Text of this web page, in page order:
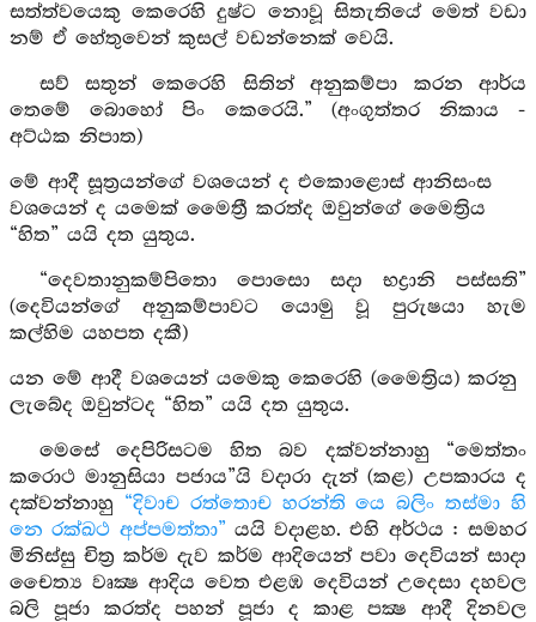
සත්ත්වයෙකු කෙරෙහි දුෂ්ට නොවූ සිතැතියේ මෙත් වඩා
නම් ඒ හේතුවෙන් කුසල් වඩන්නෙක් වෙයි.
සව් සතුන් කෙරෙහි සිතින් අනුකම්පා කරන ආර්ය
තෙමේ බොහෝ පිං කෙරෙයි.” (අංගුත්තර නිකාය -
අට්ඨක නිපාත)
මේ ආදී සූත්‍රයන්ගේ වශයෙන් ද එකොළොස් ආනිසංස
වශයෙන් ද යමෙක් මෛත්‍රී කරත්ද ඔවුන්ගේ මෛත්‍රිය
“හිත” යයි දත යුතුය.
“දෙවතානුකම්පිතො පොසො සදා භද්‍රානි පස්සති”
(දෙවියන්ගේ අනුකම්පාවට යොමු වූ පුරුෂයා හැම
කල්හිම යහපත දකී)
යන මේ ආදී වශයෙන් යමෙකු කෙරෙහි (මෛත්‍රිය) කරනු
ලැබේද ඔවුන්ටද “හිත” යයි දත යුතුය.
මෙසේ දෙපිරිසටම හිත බව දක්වන්නාහු “මෙත්තං
කරොථ මානුසියා පජාය”යි වදාරා දැන් (කළ) උපකාරය ද
දක්වන්නාහු “දිවාච රත්තොච හරන්ති යෙ බලිං තස්මා හි
නෙ රක්ඛථ අප්පමත්තා” යයි වදාළහ. එහි අර්ථය : සමහර
මිනිස්සු චිත්‍ර කර්ම දැව කර්ම ආදියෙන් පවා දෙවියන් සාදා
චෛත්‍ය වෘක්‍ෂ ආදිය වෙත එළඹ දෙවියන් උදෙසා දහවල
බලි පූජා කරත්ද පහන් පූජා ද කාළ පක්‍ෂ ආදී දිනවල